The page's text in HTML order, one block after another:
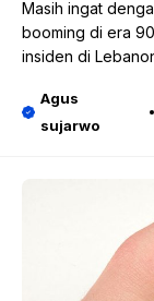
Masih ingat
booming di era
insiden di
Agus
sujarwo